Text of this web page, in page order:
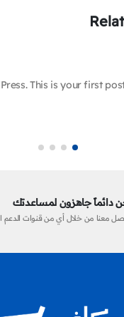
This is your first
دائماً جاهزون لمساعدتك
معنا من خلال أي من قنوات الدعم